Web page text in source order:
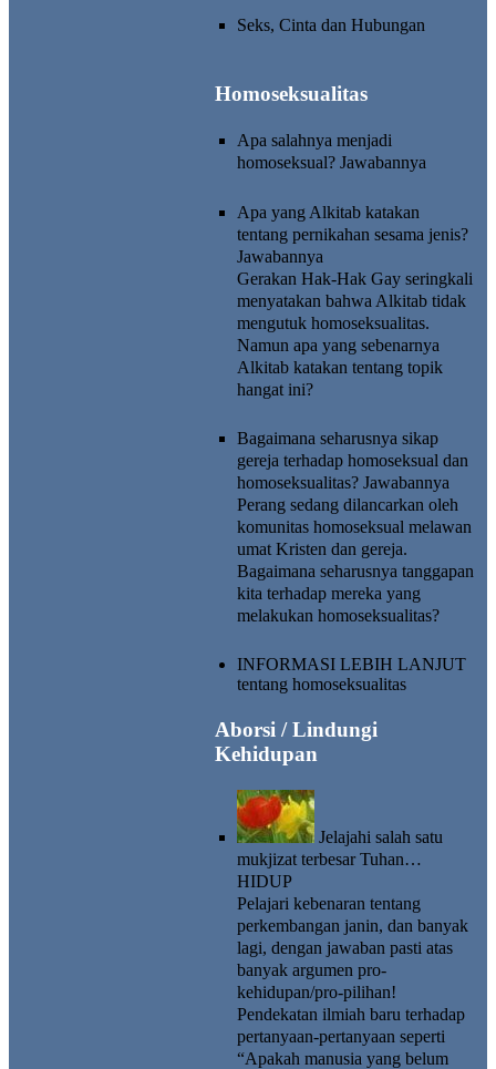
Seks, Cinta dan Hubungan
Homoseksualitas
Apa salahnya menjadi
homoseksual? Jawabannya
Apa yang Alkitab katakan
tentang pernikahan sesama jenis?
Jawabannya
Gerakan Hak-Hak Gay seringkali
menyatakan bahwa Alkitab tidak
mengutuk homoseksualitas.
Namun apa yang sebenarnya
Alkitab katakan tentang topik
hangat ini?
Bagaimana seharusnya sikap
gereja terhadap homoseksual dan
homoseksualitas? Jawabannya
Perang sedang dilancarkan oleh
komunitas homoseksual melawan
umat Kristen dan gereja.
Bagaimana seharusnya tanggapan
kita terhadap mereka yang
melakukan homoseksualitas?
INFORMASI LEBIH LANJUT
tentang homoseksualitas
Aborsi / Lindungi
Kehidupan
Jelajahi salah satu
mukjizat terbesar Tuhan…
HIDUP
Pelajari kebenaran tentang
perkembangan janin, dan banyak
lagi, dengan jawaban pasti atas
banyak argumen pro-
kehidupan/pro-pilihan!
Pendekatan ilmiah baru terhadap
pertanyaan-pertanyaan seperti
“Apakah manusia yang belum